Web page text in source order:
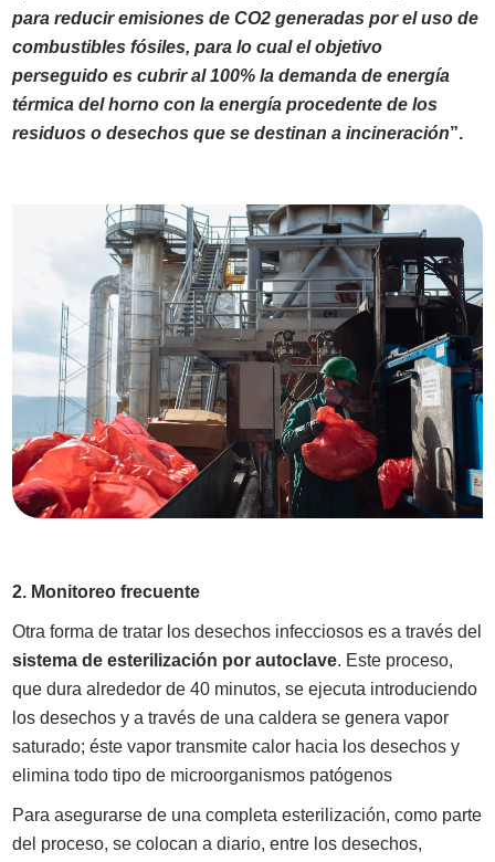
para reducir emisiones de CO2 generadas por el uso de
combustibles fósiles, para lo cual el objetivo
perseguido es cubrir al 100% la demanda de energía
térmica del horno con la energía procedente de los
residuos o desechos que se destinan a incineración”.
2. Monitoreo frecuente
Otra forma de tratar los desechos infecciosos es a través del
sistema de esterilización por autoclave. Este proceso,
que dura alrededor de 40 minutos, se ejecuta introduciendo
los desechos y a través de una caldera se genera vapor
saturado; éste vapor transmite calor hacia los desechos y
elimina todo tipo de microorganismos patógenos
Para asegurarse de una completaesterilización, como parte
del proceso, se colocan a diario, entre los desechos,